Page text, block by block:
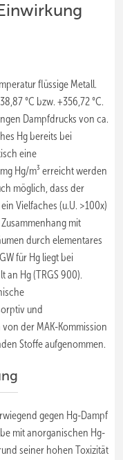
flüssige Metall.
°C bzw. +356,72 °C.
Dampfdrucks von ca.
Hg bereits bei
eine
Hg/m³ erreicht werden
möglich, dass der
Vielfaches (u.U. >100x)
mit
durch elementares
für Hg liegt bei
an Hg (TRGS 900).
und
der MAK-Kommission
Stoffe aufgenommen.
gegen Hg-Dampf
mit anorganischen Hg-
seiner hohen Toxizität